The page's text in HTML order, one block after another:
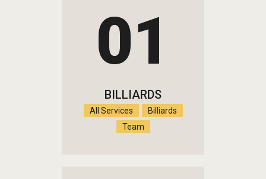
01
BILLIARDS
All Services
Billiards
Team